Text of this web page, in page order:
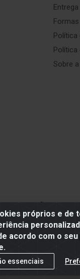
próprios e de
acordo com o
essenciais
Política
Política
Sobre
BEBER, NÃO